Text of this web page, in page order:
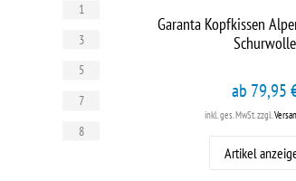
1
3
5
7
8
Garanta Kopfkissen
Schurwolle
ab 79,95
inkl. ges. MwSt. zzgl.
Artikel